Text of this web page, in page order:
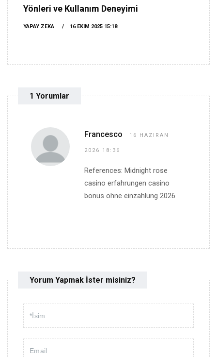
Yönleri ve Kullanım Deneyimi
YAPAY ZEKA 16 EKIM 2025 15:18
1 Yorumlar
Francesco 16 HAZIRAN
2026 18:36
References: Midnight rose
casino erfahrungen casino
bonus ohne einzahlung 2026
Yorum Yapmak İster misiniz?